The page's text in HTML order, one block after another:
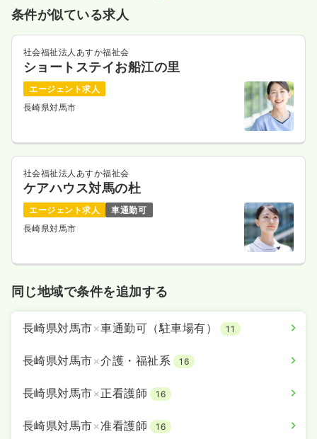
条件が似ている求人
社会福祉法人あすか福祉会
ショートステイお船江の里
エージェント求人
長崎県対馬市
社会福祉法人あすか福祉会
ケアハウス対馬の杜
エージェント求人
車通勤可
長崎県対馬市
同じ地域で条件を追加する
長崎県対馬市×車通勤可（駐車場有） 11
長崎県対馬市×介護・福祉系 16
長崎県対馬市×正看護師 16
長崎県対馬市×准看護師 16